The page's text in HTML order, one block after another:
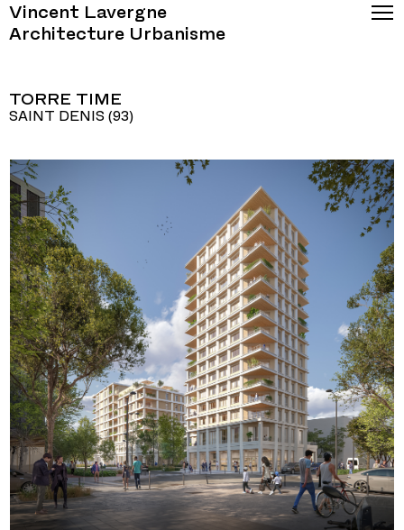
Vincent Lavergne
Architecture Urbanisme
TORRE TIME
SAINT DENIS (93)